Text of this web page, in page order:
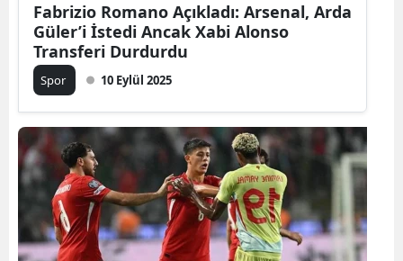
Fabrizio Romano Açıkladı: Arsenal, Arda
Güler’i İstedi Ancak Xabi Alonso
Transferi Durdurdu
Spor 10 Eylül 2025